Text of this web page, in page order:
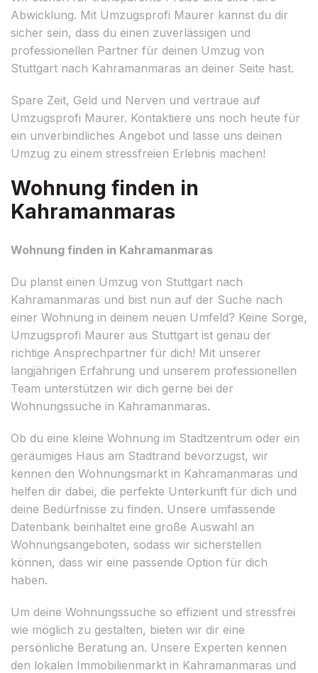
Abwicklung. Mit Umzugsprofi Maurer kannst du dir
sicher sein, dass du einen zuverlässigen und
professionellen Partner für deinen Umzug von
Stuttgart nach Kahramanmaras an deiner Seite hast.
Spare Zeit, Geld und Nerven und vertraue auf
Umzugsprofi Maurer. Kontaktiere uns noch heute für
ein unverbindliches Angebot und lasse uns deinen
Umzug zu einem stressfreien Erlebnis machen!
Wohnung finden in
Kahramanmaras
Wohnung finden in Kahramanmaras
Du planst einen Umzug von Stuttgart nach
Kahramanmaras und bist nun auf der Suche nach
einer Wohnung in deinem neuen Umfeld? Keine Sorge,
Umzugsprofi Maurer aus Stuttgart ist genau der
richtige Ansprechpartner für dich! Mit unserer
langjährigen Erfahrung und unserem professionellen
Team unterstützen wir dich gerne bei der
Wohnungssuche in Kahramanmaras.
Ob du eine kleine Wohnung im Stadtzentrum oder ein
geräumiges Haus am Stadtrand bevorzugst, wir
kennen den Wohnungsmarkt in Kahramanmaras und
helfen dir dabei, die perfekte Unterkunft für dich und
deine Bedürfnisse zu finden. Unsere umfassende
Datenbank beinhaltet eine große Auswahl an
Wohnungsangeboten, sodass wir sicherstellen
können, dass wir eine passende Option für dich
haben.
Um deine Wohnungssuche so effizient und stressfrei
wie möglich zu gestalten, bieten wir dir eine
persönliche Beratung an. Unsere Experten kennen
den lokalen Immobilienmarkt in Kahramanmaras und